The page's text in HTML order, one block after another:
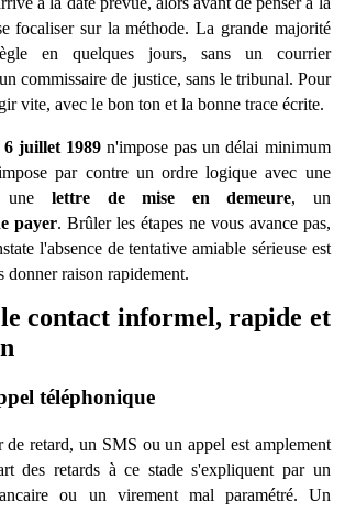
focaliser sur la méthode. La grande majorité
ègle en quelques jours, sans un courrier
commissaire de justice, sans le tribunal. Pour
vite, avec le bon ton et la bonne trace écrite.
juillet 1989 n'impose pas un délai minimum
par contre un ordre logique avec une
une lettre de mise en demeure, un
payer. Brûler les étapes ne vous avance pas,
l'absence de tentative amiable sérieuse est
donner raison rapidement.
contact informel, rapide et
téléphonique
de retard, un SMS ou un appel est amplement
des retards à ce stade s'expliquent par un
ou un virement mal paramétré. Un